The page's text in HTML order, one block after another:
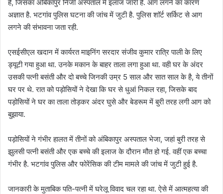
है, जिसका अंबिकापुर निजी अस्पताल में इलाज जारी है. आग लगने का कारण
अज्ञात है. भटगांव पुलिस घटना की जांच में जुटी है. पुलिस शाॅर्ट सर्किट से आग
लगने की संभावना जता रही.
एसईसीएल खदान में कार्यरत माइनिंग सरदार संजीव कुमार रात्रि पाली के लिए
ड्यूटी गया हुआ था. उनके मकान के बाहर ताला लगा हुआ था. वही घर के अंदर
उसकी पत्नी बसंती और दो बच्चे जिनकी उम्र 5 साल और सात साल के है, ये तीनों
घर पर थे. रात को पड़ोसियों ने देखा कि घर से धुआं निकल रहा, जिसके बाद
पड़ोसियों ने घर का ताला तोड़कर अंदर घुसे और बेडरूम में बुरी तरह लगी आग को
बुझाया.
पड़ोसियों ने गंभीर हालत में तीनों को अंबिकापुर अस्पताल भेजा, जहां बुरी तरह से
झुलसी पत्नी बसंती और एक बच्चे की इलाज के दौरान मौत हो गई. वहीं एक बच्चा
गंभीर है. भटगांव पुलिस और फोरेंसिक की टीम मामले की जांच में जुटी हुई है.
जानकारी के मुताबिक पति-पत्नी में घरेलू विवाद चल रहा था. ऐसे में आत्महत्या की